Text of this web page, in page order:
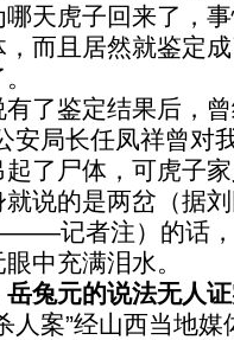
天虎子回来了，
，而且居然就鉴定
鉴定结果后，曾
安局长任凤祥曾对
起了尸体，可虎子
就说的是两岔（据
记者注）的话，
中充满泪水。
兔元的说法无人
案”经山西当地媒